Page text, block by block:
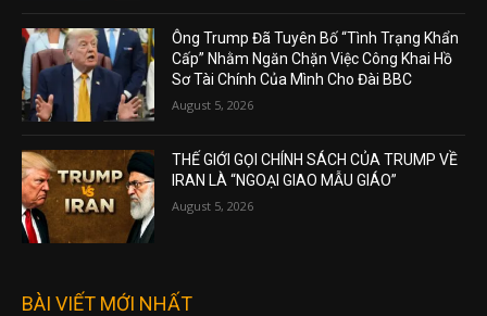
Ông Trump Đã Tuyên Bố “Tình Trạng Khẩn
Cấp” Nhằm Ngăn Chặn Việc Công Khai Hồ
Sơ Tài Chính Của Mình Cho Đài BBC
August 5, 2026
THẾ GIỚI GỌI CHÍNH SÁCH CỦA TRUMP VỀ
IRAN LÀ “NGOẠI GIAO MẪU GIÁO”
August 5, 2026
BÀI VIẾT MỚI NHẤT